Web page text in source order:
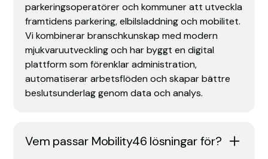
parkeringsoperatörer och kommuner att utveckla
framtidens parkering, elbilsladdning och mobilitet.
Vi kombinerar branschkunskap med modern
mjukvaruutveckling och har byggt en digital
plattform som förenklar administration,
automatiserar arbetsflöden och skapar bättre
beslutsunderlag genom data och analys.
Vem passar Mobility46 lösningar för?